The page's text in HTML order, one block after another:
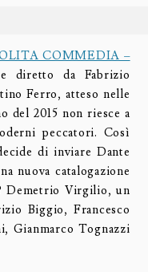
COMMEDIA –
diretto da Fabrizio
Ferro, atteso nelle
del 2015 non riesce a
peccatori. Così
di inviare Dante
nuova catalogazione
Demetrio Virgilio, un
Biggio, Francesco
Gianmarco Tognazzi